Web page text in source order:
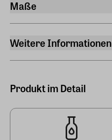
Maße
Weitere Informationen
EAN
Produkt im Detail